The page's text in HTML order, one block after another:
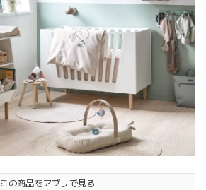
この商品をアプリで見る